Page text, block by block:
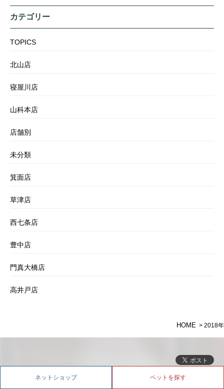
カテゴリー
TOPICS
北山店
寝屋川店
山科本店
店舗別
未分類
箕面店
草津店
西七条店
豊中店
門真大橋店
高井戸店
ネットショップ ペットを探す
HOME > 2018年